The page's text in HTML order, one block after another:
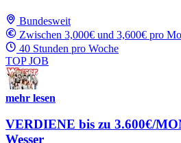
Bundesweit
Zwischen 3,000€ und 3,600€ pro
40 Stunden pro Woche
TOP JOB
mehr lesen
VERDIENE bis zu 3.600€/
Wesser